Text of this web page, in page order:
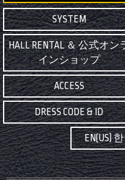
SYSTEM
HALL RENTAL ＆ 公式オン
インショップ
ACCESS
DRESS CODE & ID
EN(US)